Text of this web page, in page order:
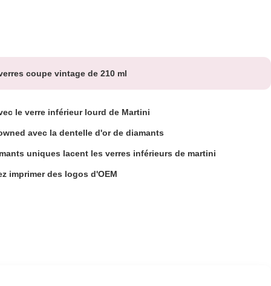
coupe vintage de 210 ml
le verre inférieur lourd de Martini
avec la dentelle d'or de diamants
uniques lacent les verres inférieurs de martini
imprimer des logos d'OEM